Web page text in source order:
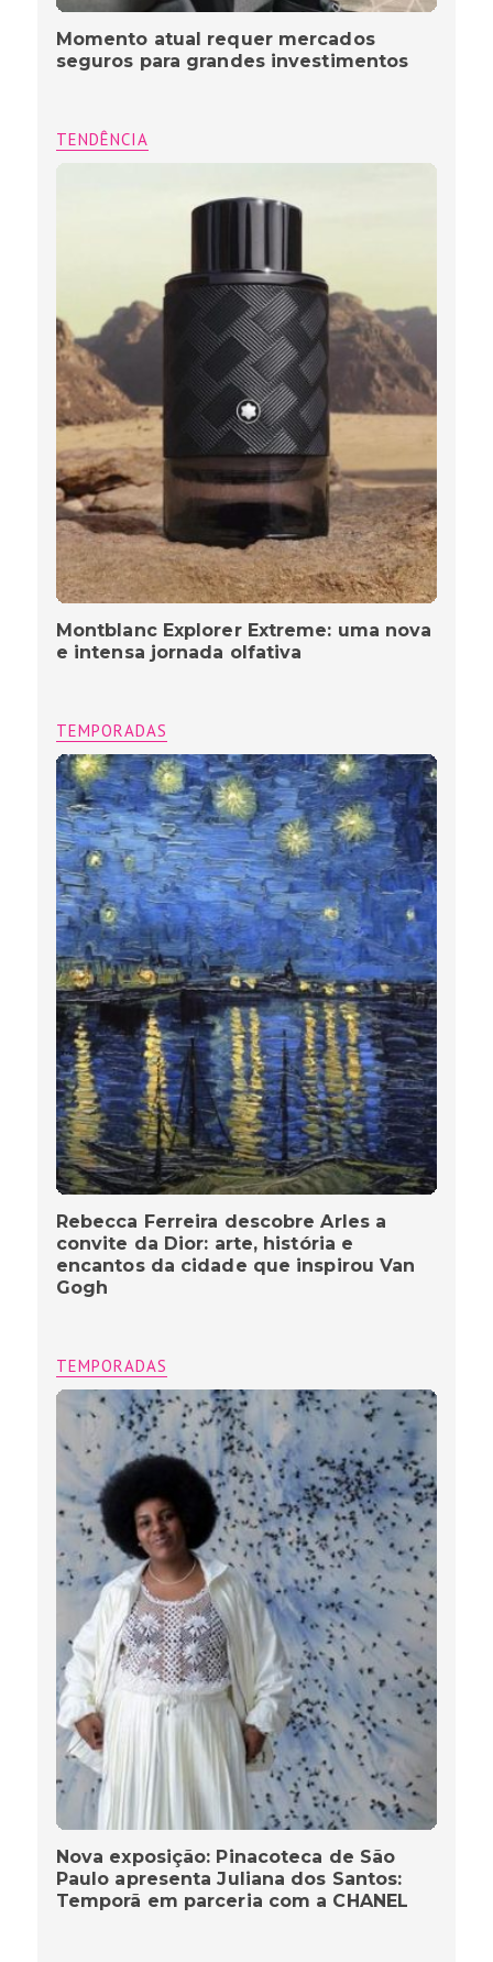
Momento atual requer mercados
seguros para grandes investimentos
TENDÊNCIA
Montblanc Explorer Extreme: uma nova
e intensa jornada olfativa
TEMPORADAS
Rebecca Ferreira descobre Arles a
convite da Dior: arte, história e
encantos da cidade que inspirou Van
Gogh
TEMPORADAS
Nova exposição: Pinacoteca de São
Paulo apresenta Juliana dos Santos:
Temporã em parceria com a CHANEL